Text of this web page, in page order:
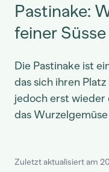
Pastinake:
feiner Süsse
Die Pastinake ist
das sich ihren
jedoch erst wieder
das
Zuletzt aktualisiert am